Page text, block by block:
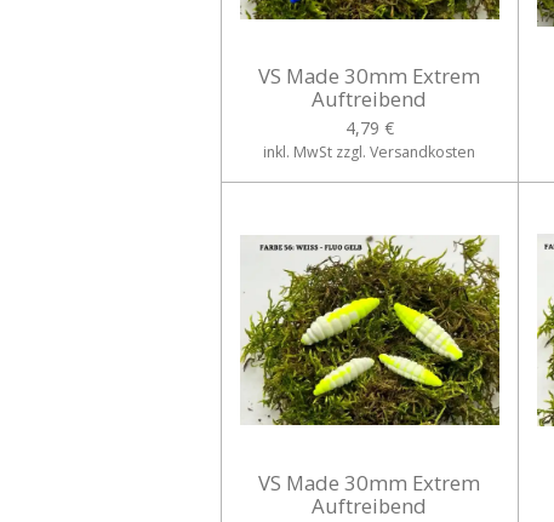
VS Made 30mm Extrem
Auftreibend
4,79 €
inkl. MwSt zzgl. Versandkosten
VS Made 30mm Extrem
Auftreibend